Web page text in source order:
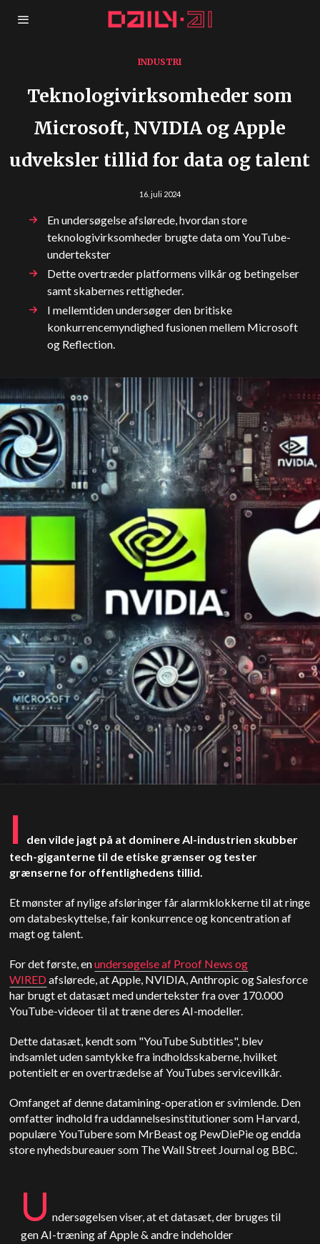
INDUSTRI
Teknologivirksomheder som
Microsoft, NVIDIA og Apple
udveksler tillid for data og talent
16. juli 2024
En undersøgelse afslørede, hvordan store
teknologivirksomheder brugte data om YouTube-
undertekster
Dette overtræder platformens vilkår og betingelser
samt skabernes rettigheder.
I mellemtiden undersøger den britiske
konkurrencemyndighed fusionen mellem Microsoft
og Reflection.
I
den vilde jagt på at dominere AI-industrien skubber
tech-giganterne til de etiske grænser og tester
grænserne for offentlighedens tillid.
Et mønster af nylige afsløringer får alarmklokkerne til at ringe
om databeskyttelse, fair konkurrence og koncentration af
magt og talent.
For det første, enundersøgelse af Proof News og
WIREDafslørede, at Apple, NVIDIA, Anthropic og Salesforce
har brugt et datasæt med undertekster fra over 170.000
YouTube-videoer til at træne deres AI-modeller.
Dette datasæt, kendt som "YouTube Subtitles", blev
indsamlet uden samtykke fra indholdsskaberne, hvilket
potentielt er en overtrædelse af YouTubes servicevilkår.
Omfanget af denne datamining-operation er svimlende. Den
omfatter indhold fra uddannelsesinstitutioner som Harvard,
populære YouTubere som MrBeast og PewDiePie og endda
store nyhedsbureauer som The Wall Street Journal og BBC.
U ndersøgelsen viser, at et datasæt, der bruges til
gen AI-træning afApple& andre indeholder